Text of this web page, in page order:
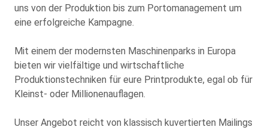
uns von der Produktion bis zum Portomanagement um
eine erfolgreiche Kampagne.
Mit einem der modernsten Maschinenparks in Europa
bieten wir vielfältige und wirtschaftliche
Produktionstechniken für eure Printprodukte, egal ob für
Kleinst- oder Millionenauflagen.
Unser Angebot reicht von klassisch kuvertierten Mailings